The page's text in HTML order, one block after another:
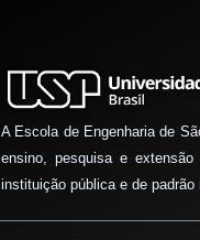
A Escola de Engenharia de
ensino, pesquisa e
instituição pública e de padrão